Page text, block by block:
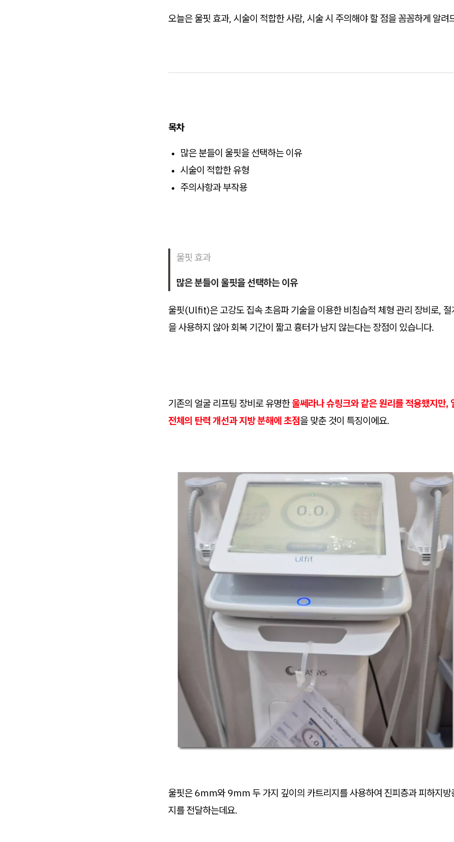
오늘은 울핏 효과, 시술이 적합한 사람, 시술 시 주의해야 할 점을 꼼꼼하게 알
목차
많은 분들이 울핏을 선택하는 이유
시술이 적합한 유형
주의사항과 부작용
울핏 효과
많은 분들이 울핏을 선택하는 이유
울핏(Ulfit)은 고강도 집속 초음파 기술을 이용한 비침습적 체형 관리 장비로, 절
을 사용하지 않아 회복 기간이 짧고 흉터가 남지 않는다는 장점이 있습니다.
기존의 얼굴 리프팅 장비로 유명한울쎄라나 슈링크와 같은 원리를 적용했지만,
전체의 탄력 개선과 지방 분해에 초점을 맞춘 것이 특징이에요.
울핏은 6mm와 9mm 두 가지 깊이의 카트리지를 사용하여 진피층과 피하지방
지를 전달하는데요.